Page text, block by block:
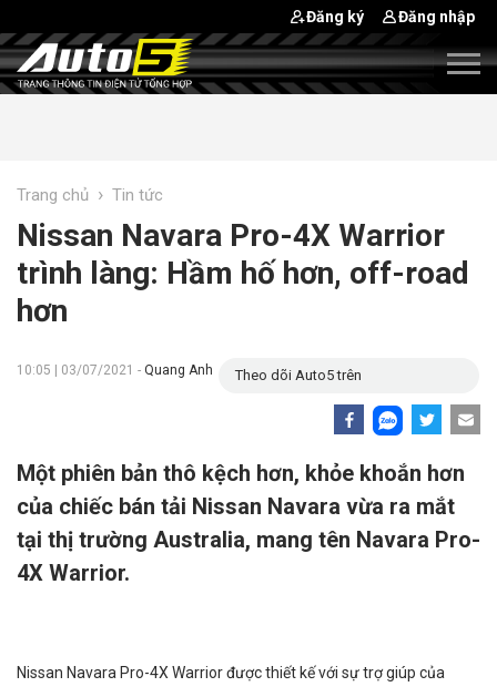
Đăng ký Đăng nhập
Trang chủ › Tin tức
Nissan Navara Pro-4X Warrior
trình làng: Hầm hố hơn, off-road
hơn
10:05 | 03/07/2021 - Quang Anh Theo dõi Auto5 trên
Một phiên bản thô kệch hơn, khỏe khoắn hơn
của chiếc bán tải Nissan Navara vừa ra mắt
tại thị trường Australia, mang tên Navara Pro-
4X Warrior.
Nissan Navara Pro-4X Warrior được thiết kế với sự trợ giúp của